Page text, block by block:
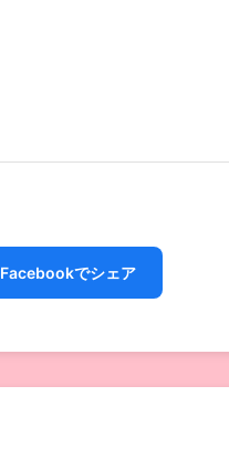
Facebookでシェア